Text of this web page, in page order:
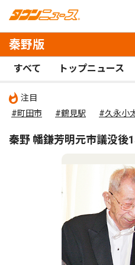
秦野版
すべて トップニュース
注目
#町田市
#鶴見駅 #久永小
秦野 幡鎌芳明元市議没後